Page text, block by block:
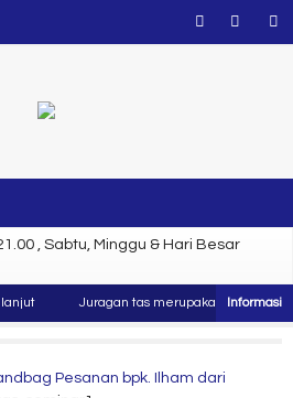
, Sabtu, Minggu & Hari Besar
Juragan tas merupakan produsen
Pesanan bpk. Ilham dari